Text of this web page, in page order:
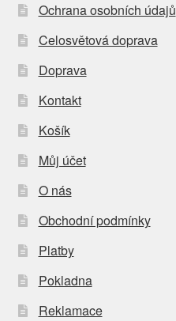
Ochrana osobních údajů
Celosvětová doprava
Doprava
Kontakt
Košík
Můj účet
O nás
Obchodní podmínky
Platby
Pokladna
Reklamace